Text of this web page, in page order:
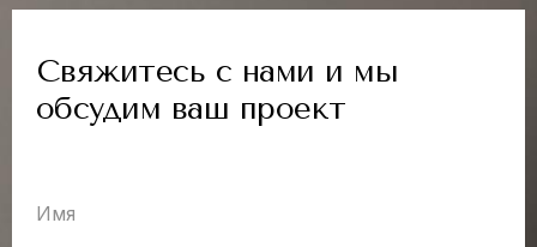
Свяжитесь с нами и мы
обсудим ваш проект